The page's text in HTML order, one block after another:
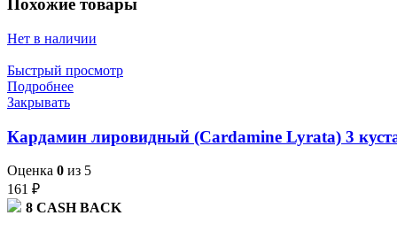
Похожие товары
Нет в наличии
Быстрый просмотр
Подробнее
Закрывать
Кардамин лировидный (Cardamine Lyrata) 3
Оценка 0 из 5
161 ₽
8 CASH BACK